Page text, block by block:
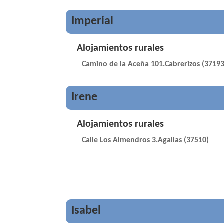
Imperial
Alojamientos rurales
Camino de la Aceña 101.Cabrerizos
Irene
Alojamientos rurales
Calle Los Almendros 3.Agallas (37510)
Isabel